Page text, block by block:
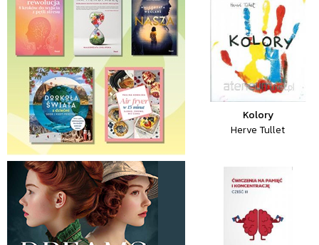
Kolory
Herve Tullet